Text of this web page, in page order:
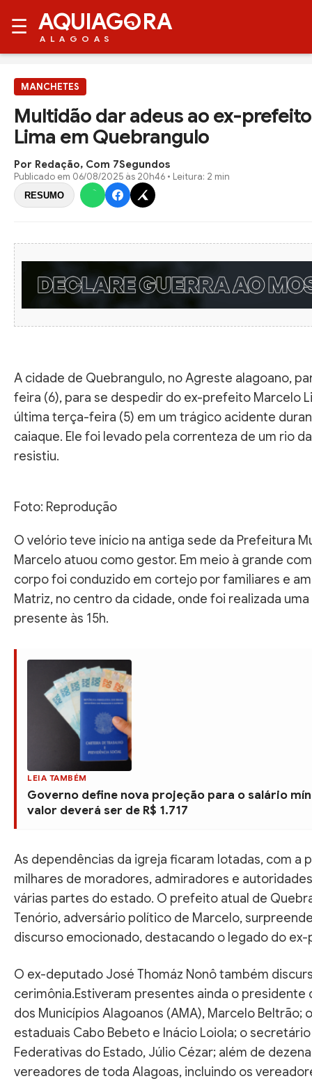
☰ AQUIAG RA
ALAGOAS
MANCHETES
Multidão dar adeus ao ex-
Lima em Quebrangulo
Por Redação, Com 7Segundos
Publicado em 06/08/2025 às 20h46 • Leitura: 2 min
RESUMO
A cidade de Quebrangulo, no Agreste alagoano,
feira (6), para se despedir do ex-prefeito Marcelo
última terça-feira (5) em um trágico acidente
caiaque. Ele foi levado pela correnteza de um rio
resistiu.
Foto: Reprodução
O velório teve início na antiga sede da Prefeitura
Marcelo atuou como gestor. Em meio à grande
corpo foi conduzido em cortejo por familiares e
Matriz, no centro da cidade, onde foi realizada
presente às 15h.
LEIA TAMBÉM
Governo define nova projeção para o salário
valor deverá ser de R$ 1.717
As dependências da igreja ficaram lotadas, com a
milhares de moradores, admiradores e
várias partes do estado. O prefeito atual de
Tenório, adversário político de Marcelo,
discurso emocionado, destacando o legado do
O ex-deputado José Thomáz Nonô também
cerimônia.Estiveram presentes ainda o presidente
dos Municípios Alagoanos (AMA), Marcelo Beltrão;
estaduais Cabo Bebeto e Inácio Loiola; o
Federativas do Estado, Júlio Cézar; além de
vereadores de toda Alagoas, incluindo os